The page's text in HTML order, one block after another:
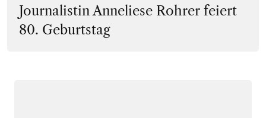
Journalistin Anneliese Rohrer feiert
80. Geburtstag